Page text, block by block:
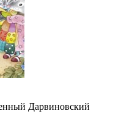
Дарвиновский